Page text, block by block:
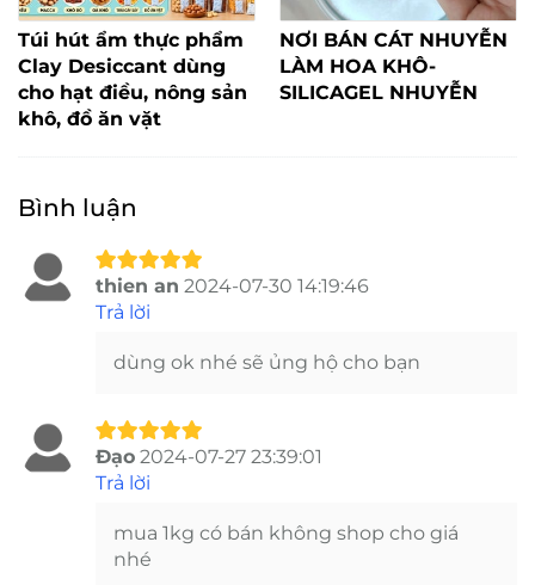
Túi hút ẩm thực phẩm
Clay Desiccant dùng
cho hạt điều, nông sản
khô, đồ ăn vặt
NƠI BÁN CÁT NHUYỄN
LÀM HOA KHÔ-
SILICAGEL NHUYỄN
Bình luận
thien an 2024-07-30 14:19:46
Trả lời
dùng ok nhé sẽ ủng hộ cho bạn
Đạo 2024-07-27 23:39:01
Trả lời
mua 1kg có bán không shop cho giá
nhé